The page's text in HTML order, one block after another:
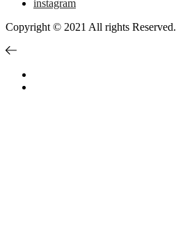
instagram
Copyright © 2021 All rights Reserved.